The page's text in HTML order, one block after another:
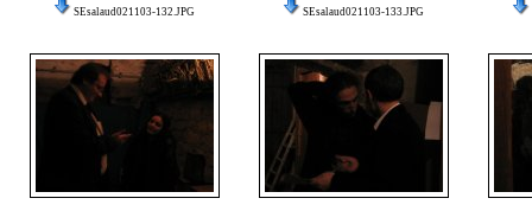
SEsalaud021103-132.JPG SEsalaud021103-133.JPG